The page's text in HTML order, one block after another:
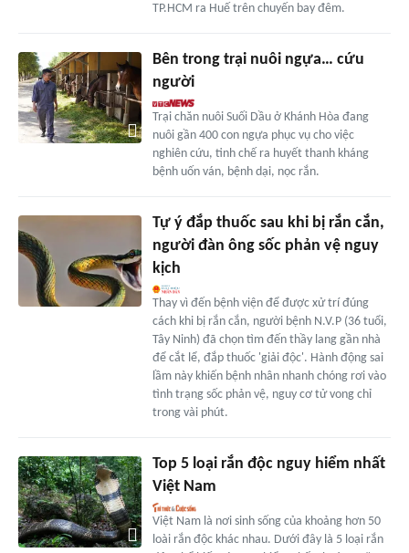
TP.HCM ra Huế trên chuyến bay đêm.
Bên trong trại nuôi ngựa… cứu
người
Trại chăn nuôi Suối Dầu ở Khánh Hòa đang
nuôi gần 400 con ngựa phục vụ cho việc
nghiên cứu, tinh chế ra huyết thanh kháng
bệnh uốn ván, bệnh dại, nọc rắn.
Tự ý đắp thuốc sau khi bị rắn cắn,
người đàn ông sốc phản vệ nguy
kịch
Thay vì đến bệnh viện để được xử trí đúng
cách khi bị rắn cắn, người bệnh N.V.P (36 tuổi,
Tây Ninh) đã chọn tìm đến thầy lang gần nhà
để cắt lể, đắp thuốc 'giải độc'. Hành động sai
lầm này khiến bệnh nhân nhanh chóng rơi vào
tình trạng sốc phản vệ, nguy cơ tử vong chỉ
trong vài phút.
Top 5 loại rắn độc nguy hiểm nhất
Việt Nam
Việt Nam là nơi sinh sống của khoảng hơn 50
loài rắn độc khác nhau. Dưới đây là 5 loại rắn